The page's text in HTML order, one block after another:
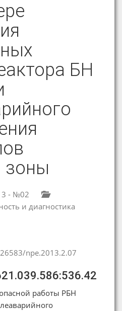
БН
зоны
- №02
и диагностика
npe.2013.2.07
работы РБН